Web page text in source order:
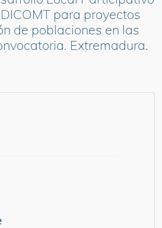
para proyectos
de poblaciones en las
Extremadura.